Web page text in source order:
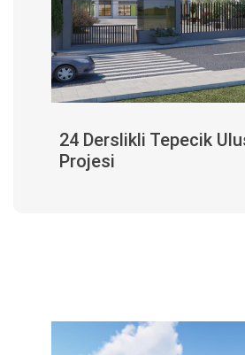
24 Derslikli Tepecik
Projesi